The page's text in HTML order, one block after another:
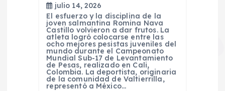
julio 14, 2026
El esfuerzo y la disciplina de la
joven salmantina Romina Nava
Castillo volvieron a dar frutos. La
atleta logró colocarse entre las
ocho mejores pesistas juveniles del
mundo durante el Campeonato
Mundial Sub-17 de Levantamiento
de Pesas, realizado en Cali,
Colombia. La deportista, originaria
de la comunidad de Valtierrilla,
representó a México…